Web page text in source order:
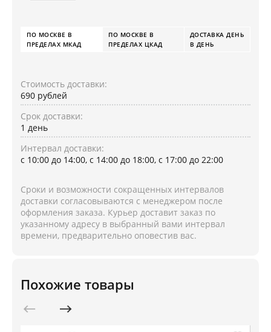
ПО МОСКВЕ В
ПРЕДЕЛАХ МКАД
ПО МОСКВЕ В
ПРЕДЕЛАХ ЦКАД
ДОСТАВКА ДЕНЬ
В ДЕНЬ
Стоимость доставки:
690 рублей
Срок доставки:
1 день
Интервал доставки:
с 10:00 до 14:00, с 14:00 до 18:00, с 17:00 до 22:00
Сроки и возможности сокращенных интервалов
доставки согласовываются с менеджером после
оформления заказа. Курьер доставит заказ по
указанному адресу в выбранный вами интервал
времени, предварительно оповестив вас.
Похожие товары